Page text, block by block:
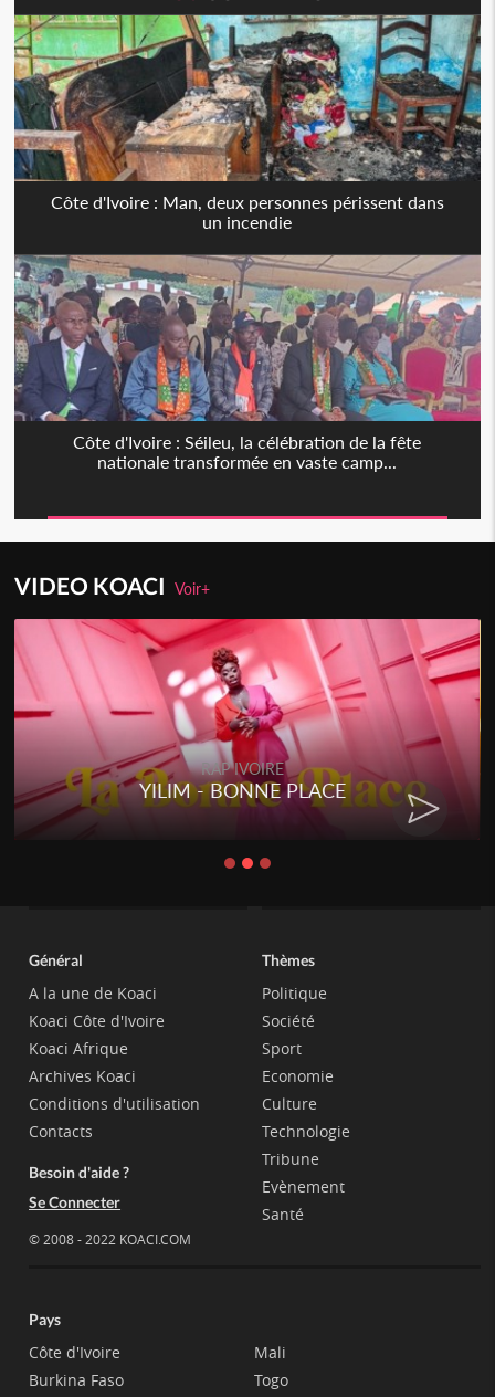
Côte d'Ivoire : Man, deux personnes périssent dans
un incendie
Côte d'Ivoire : Séileu, la célébration de la fête
nationale transformée en vaste camp...
VIDEO KOACIVoir+
RAP IVOIRE
YILIM - BONNE PLACE
Général
A la une de Koaci
Koaci Côte d'Ivoire
Koaci Afrique
Archives Koaci
Conditions d'utilisation
Contacts
Besoin d'aide ?
Se Connecter
© 2008 - 2022 KOACI.COM
Thèmes
Politique
Société
Sport
Economie
Culture
Technologie
Tribune
Evènement
Santé
Pays
Côte d'Ivoire
Burkina Faso
Mali
Togo